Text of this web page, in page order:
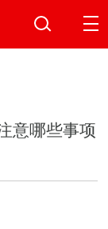
意哪些事项